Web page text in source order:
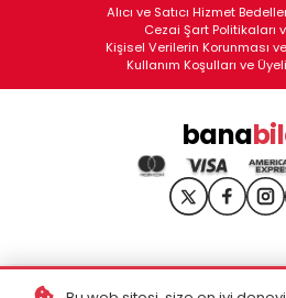
Alıcı ve Satıcı Hizmet
Cezai Şart Politikaları
Kişisel Verilerin Korunması
Kullanım Koşulları ve
bana